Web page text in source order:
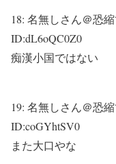
18: 名無しさん＠恐
ID:dL6oQC0Z0
痴漢小国ではない
19: 名無しさん＠恐
ID:coGYhtSV0
また大口やな